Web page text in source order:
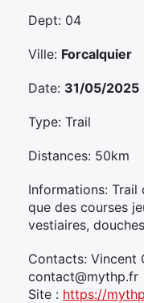
Dept: 04
Ville: Forcalquier
Date: 31/05/2025
Type: Trail
Distances: 50km
Informations:
que des courses
vestiaires,
Contacts: Vincent
contact@mythp.fr
Site : https://